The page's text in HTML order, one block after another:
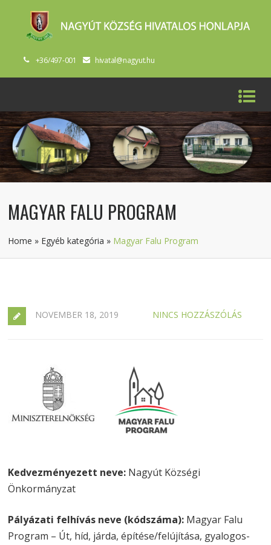
+36/497-001 hivatal@nagyut.hu
MAGYAR FALU PROGRAM
Home » Egyéb kategória » Magyar Falu Program
NOVEMBER 18, 2019 NINCS HOZZÁSZÓLÁS
Kedvezményezett neve: Nagyút Községi
Önkormányzat
Pályázati felhívás neve (kódszáma): Magyar Falu
Program – Út, híd, járda, építése/felújítása, gyalogos-